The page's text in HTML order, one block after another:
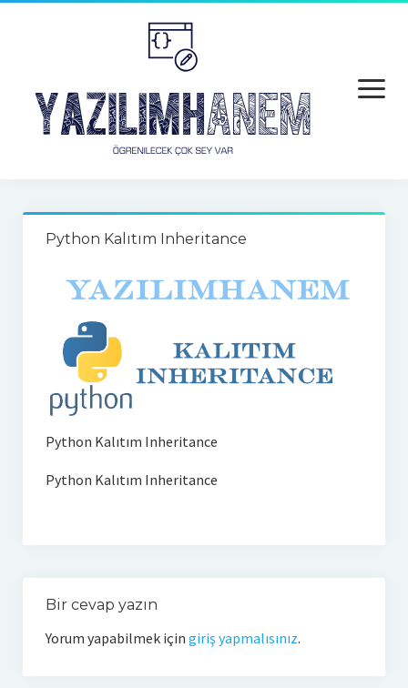
open
menu
Anasayfa
Python
Python
Python Hatalar
Android
Veri Tabanı
Mysql
Python Kalıtım Inheritance
Python Kalıtım Inheritance
Python Kalıtım Inheritance
Bir cevap yazın
Yorum yapabilmek için giriş yapmalısınız.